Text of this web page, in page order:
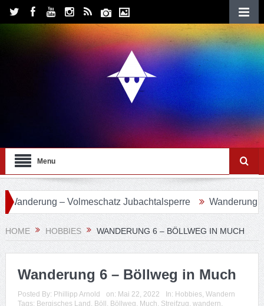
Menu
– Volmeschatz Jubachtalsperre Wanderung 24 –
HOME HOBBIES WANDERUNG 6 – BÖLLWEG IN MUCH
Wanderung 6 – Böllweg in Much
Posted By: Phillipp Arnold on: Mai 22, 2022 In: Hobbies, Wandern
Tags: Bergisches Land Böll Böllweg Much Streifzug wandern